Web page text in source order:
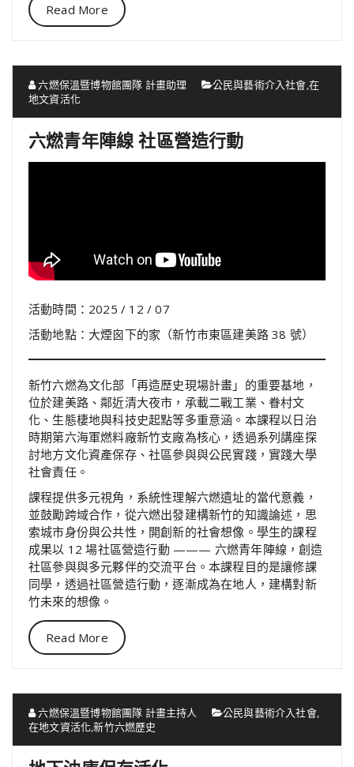
Read More
六燃保溫暨博物館團隊 計畫助理 公民與藝術介入社會,在
地文資活化
六燃青年陣線 社區營造行動
活動時間：2025 / 12 / 07
活動地點：大煙囪下的家（新竹市東區建美路 38 號）
新竹六燃為文化部「再造歷史現場計畫」的重要基地，
位於建美路、鄰近清大夜市，承載二戰工業、眷村文
化、生態棲地與科技史起點等多重意涵。本課程以日治
時期第六海軍燃料廠新竹支廠為核心，透過系列講座探
討地方文化資產保存、社區參與與公民實踐，實踐大學
社會責任。
課程提供多元視角，系統性理解六燃遺址的當代意義，
並鼓勵跨域合作，從六燃出發建構新竹的知識論述，思
索城市身份與公共性，開創新的社會想像。學生的課程
成果以 12 場社區營造行動 ——— 六燃青年陣線，創造
社區參與與多元夥伴的交流平台。本課程目的是讓修課
同學，透過社區營造行動，逐漸成為在地人，建構對新
竹未來的想像。
Read More
六燃保溫暨博物館團隊 計畫主持人 公民與藝術介入社會,
在地文資活化,新竹六燃歷史